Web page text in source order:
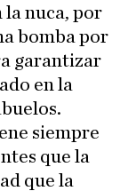
nuca, por
bomba por
garantizar
en la
siempre
que la
que la